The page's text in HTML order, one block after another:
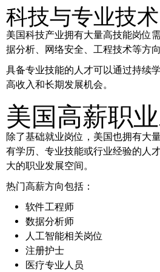
科技与专业技
美国科技产业拥有大量高技能岗位
据分析、网络安全、工程技术等方向
具备专业技能的人才可以通过持续
高收入和长期发展机会。
美国高薪职
除了基础就业岗位，美国也拥有大
有学历、专业技能或行业经验的人
大的职业发展空间。
热门高薪方向包括：
软件工程师
数据分析师
人工智能相关岗位
注册护士
医疗专业人员